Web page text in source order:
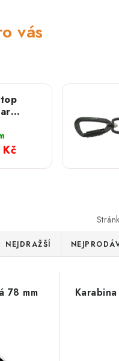
vás
Aqua
NEJDRAŽŠÍ
78 mm